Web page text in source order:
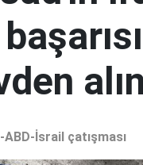
ABD-İsrail çatışması